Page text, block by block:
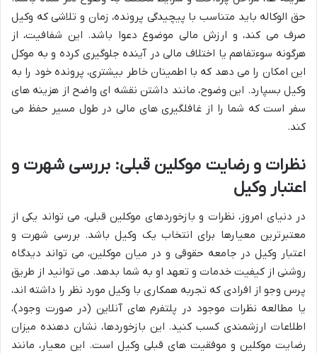
حق الوکاله باید متناسب با پیچیدگی پرونده، زمان و تلاشی که وکیل
صرف می کند، و ارزش مالی موضوع دعوا باشد. این شفافیت، از
هرگونه سوءتفاهم یا اختلاف مالی در آینده جلوگیری کرده و به موکل
این امکان را می دهد که با اطمینان خاطر بیشتری، پرونده خود را به
وکیل بسپارد. این وضوح، مانند داشتن نقشه ای واضح از هزینه های
سفر است که شما را از غافلگیری های مالی در طول مسیر حفظ می
کند.
نظرات و رضایت موکلین قبلی: بررسی شهرت و
اعتبار وکیل
در دنیای امروز، نظرات و بازخوردهای موکلین قبلی، می تواند یکی از
معتبرترین معیارها برای انتخاب یک وکیل باشد. بررسی شهرت و
اعتبار وکیل در جامعه حقوقی و در میان موکلین، می تواند دیدگاه
روشنی از کیفیت خدمات و تعهد او به شما بدهد. می توانید از طریق
پرس وجو از افرادی که تجربه همکاری با وکیل مورد نظر را داشته اند،
یا مطالعه نظرات موجود در پلتفرم های آنلاین (در صورت وجود)،
اطلاعات ارزشمندی کسب کنید. این بازخوردها، نشان دهنده میزان
رضایت موکلین و موفقیت های قبلی وکیل است. این معیار، مانند